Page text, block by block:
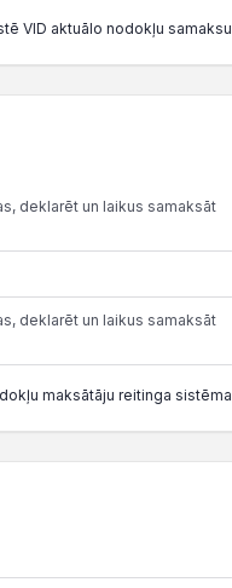
VID aktuālo nodokļu samaksu
deklarēt un laikus samaksāt
deklarēt un laikus samaksāt
maksātāju reitinga sistēma